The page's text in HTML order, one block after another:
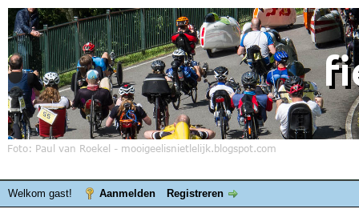
Welkom gast! Aanmelden Registreren